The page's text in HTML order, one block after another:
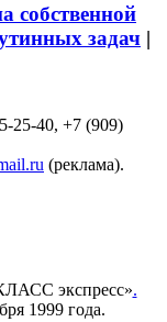
собственной
задач |
25-40, +7 (909)
(реклама).
экспресс».
1999 года.